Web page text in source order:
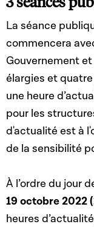
La séance
commencera
Gouvernement
élargies et
une heure
pour les
d'actualité est à
de la sensibilité
À l’ordre du jour
19 octobre 2022
heures